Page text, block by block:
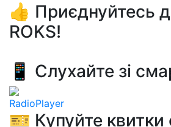
👍 Приєднуйтесь
ROKS!
📱 Слухайте зі
RadioPlayer
🎫 Купуйте квитки